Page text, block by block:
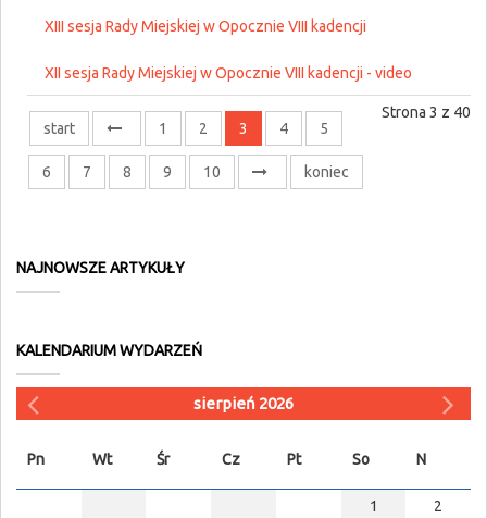
XIII sesja Rady Miejskiej w Opocznie VIII kadencji
XII sesja Rady Miejskiej w Opocznie VIII kadencji - video
Strona 3 z 40
start
1 2 3 4 5
6 7 8 9 10 koniec
NAJNOWSZE ARTYKUŁY
KALENDARIUM WYDARZEŃ
sierpień 2026
Pn Wt Śr Cz Pt So N
1
2